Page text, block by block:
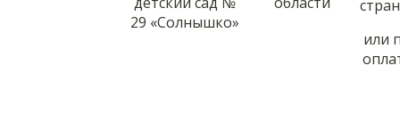
29 «Солнышко»
или